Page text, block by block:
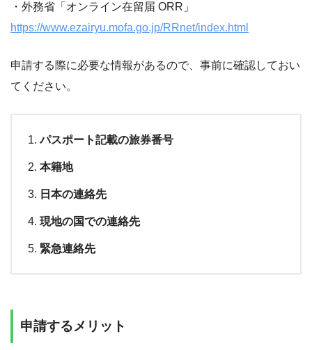
・外務省「オンライン在留届 ORR」
https://www.ezairyu.mofa.go.jp/RRnet/index.html
申請する際に必要な情報があるので、事前に確認しておい
てください。
パスポート記載の旅券番号
本籍地
日本の連絡先
現地の国での連絡先
緊急連絡先
申請するメリット